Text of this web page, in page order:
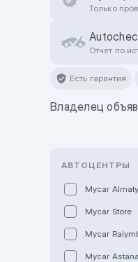
Только
Отчет по
Есть гарантия
Владелец
АВТОЦЕНТРЫ
Mycar Almaty
Mycar Store
Mycar
Mycar Astana